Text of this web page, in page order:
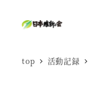
top 活動記録